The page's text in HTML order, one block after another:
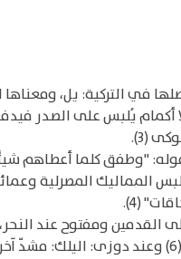
وأصلها في التركية: يل،
(3).
"وطفق كلما أعطاهم
المصرلية
(4).
ومفتوح عند
واليلك الكُمّ الطويل تركية